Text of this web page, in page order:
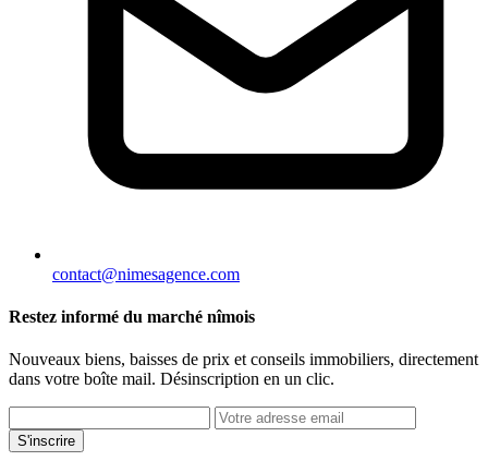
contact@nimesagence.com
Restez informé du marché nîmois
Nouveaux biens, baisses de prix et conseils immobiliers, directement
dans votre boîte mail. Désinscription en un clic.
S'inscrire